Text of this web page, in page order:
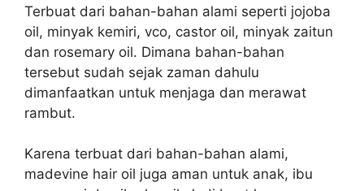
Terbuat dari bahan-bahan alami seperti jojoba
oil, minyak kemiri, vco, castor oil, minyak zaitun
dan rosemary oil. Dimana bahan-bahan
tersebut sudah sejak zaman dahulu
dimanfaatkan untuk menjaga dan merawat
rambut.
Karena terbuat dari bahan-bahan alami,
madevine hair oil juga aman untuk anak, ibu